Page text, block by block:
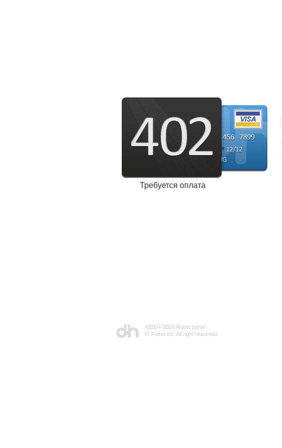
Требуется оплата
©2004-2026 Robin panel
IT Patrol inc. All right reserved.